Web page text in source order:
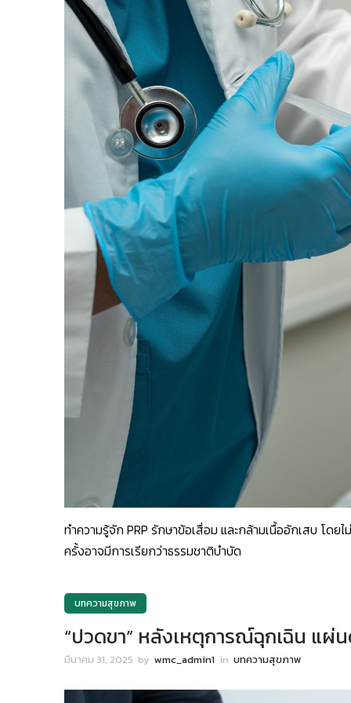
ทำความรู้จัก PRP รักษาข้อเสื่อม และกล้ามเนื้ออักเสบ โด
ครั้งอาจมีการเรียกว่าธรรมชาติบำบัด
บทความสุขภาพ
“ปวดขา” หลังเหตุการณ์ฉุกเฉิน แผ่
มีนาคม 31, 2025 by wmc_admin1 in บทความสุขภาพ